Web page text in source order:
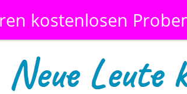
kostenlosen